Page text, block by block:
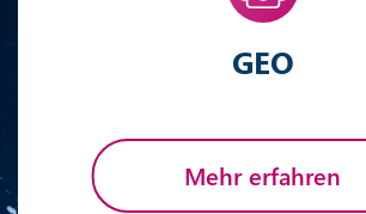
GEO
Mehr erfahren